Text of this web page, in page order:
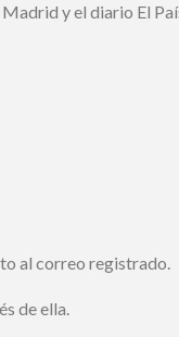
y el diario El País
al correo registrado.
de ella.